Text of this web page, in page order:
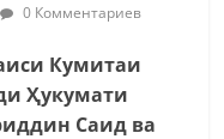
0 Комментариев
Кумитаи
Ҳукумати
Саид ва